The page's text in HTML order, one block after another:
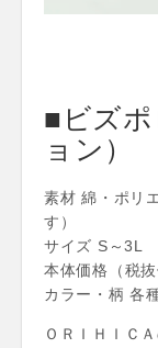
■ビズ
ョン）
素材 綿・ポリ
す）
サイズ S～3L
本体価格（税
カラー・柄 各
ＯＲＩＨＩＣ